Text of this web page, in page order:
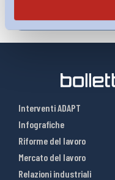
Interventi ADAPT
Infografiche
Riforme del lavoro
Mercato del lavoro
Relazioni industriali